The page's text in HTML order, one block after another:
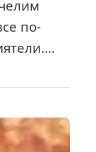
по-